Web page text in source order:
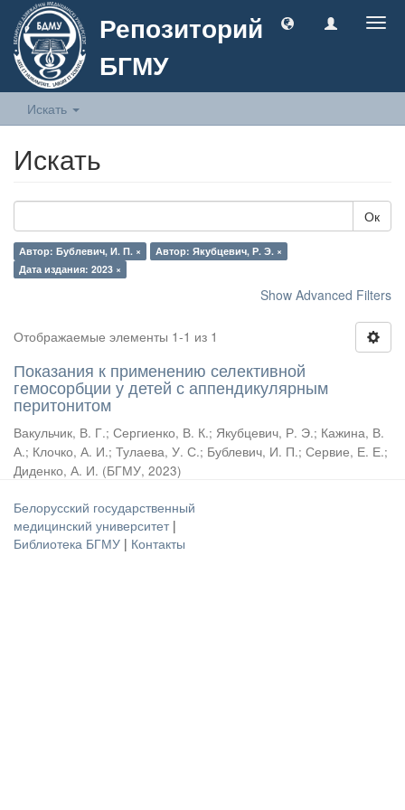
Репозиторий
БГМУ
Искать
Искать
Ок
Автор: Бублевич, И. П. ×
Автор: Якубцевич, Р. Э. ×
Дата издания: 2023 ×
Show Advanced Filters
Отображаемые элементы 1-1 из 1
Показания к применению селективной
гемосорбции у детей с аппендикулярным
перитонитом
Вакульчик, В. Г.; Сергиенко, В. К.; Якубцевич, Р. Э.; Кажина, В.
А.; Клочко, А. И.; Тулаева, У. С.; Бублевич, И. П.; Сервие, Е. Е.;
Диденко, А. И. (БГМУ, 2023)
Белорусский государственный
медицинский университет |
Библиотека БГМУ | Контакты